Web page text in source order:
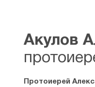
Акулов
Протоиерей